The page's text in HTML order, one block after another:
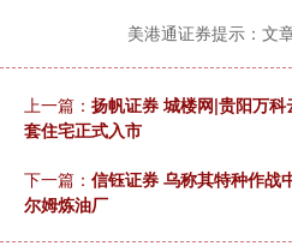
美港通证券提示：文
上一篇： 扬帆证券 城楼网|贵阳万
套住宅正式入市
下一篇： 信钰证券 乌称其特种作战
尔姆炼油厂